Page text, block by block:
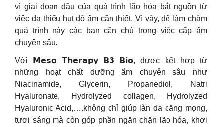
vì giai đoạn đầu của quá trình lão hóa bắt nguồn từ
việc da thiếu hụt độ ẩm cần thiết. Vì vậy, để làm chậm
quá trình này các bạn cần chú trọng việc cấp ẩm
chuyên sâu.
Với 𝗠𝗲𝘀𝗼 𝗧𝗵𝗲𝗿𝗮𝗽𝘆 𝗕𝟯 𝗕𝗶𝗼, được kết hợp từ
những hoạt chất dưỡng ẩm chuyên sâu như
Niacinamide, Glycerin, Propanediol, Natri
Hyaluronate, Hydrolyzed collagen, Hydrolyzed
Hyaluronic Acid,….không chỉ giúp làn da căng mọng,
tươi sáng mà còn góp phần ngăn chặn lão hóa, khơi